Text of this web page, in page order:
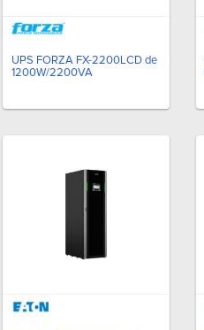
UPS FORZA FX-2200LCD de
1200W/2200VA